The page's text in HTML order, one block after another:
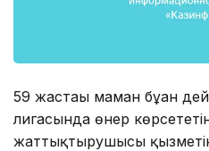
59 жастағы маман бұған
лигасында өнер
жаттықтырушысы